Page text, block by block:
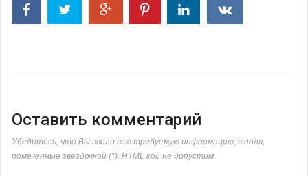
Оставить комментарий
Убедитесь, что Вы ввели всю требуемую информацию, в поля,
помеченные звёздочкой (*). HTML код не допустим.